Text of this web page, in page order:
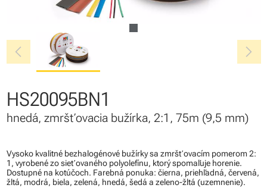
chevron_left chevron_right
HS20095BN1
hnedá, zmršťovacia bužírka, 2:1, 75m (9,5 mm)
Vysoko kvalitné bezhalogénové bužírky sa zmršťovacím pomerom 2:
1, vyrobené zo sieťovaného polyolefínu, ktorý spomaľuje horenie.
Dostupné na kotúčoch. Farebná ponuka: čierna, priehľadná, červená,
žltá, modrá, biela, zelená, hnedá, šedá a zeleno-žltá (uzemnenie).